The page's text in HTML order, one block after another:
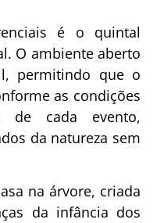
é o quintal
O ambiente aberto
permitindo que o
as condições
cada evento,
da natureza sem
na árvore, criada
da infância dos